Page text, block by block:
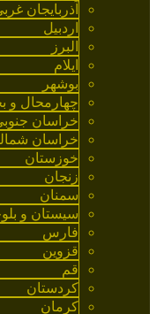
آذربایجان غربی
اردبیل
البرز
ایلام
بوشهر
چهارمحال و
خراسان جنوبی
خراسان
خوزستان
زنجان
سمنان
سیستان و
فارس
قزوین
قم
کردستان
کرمان